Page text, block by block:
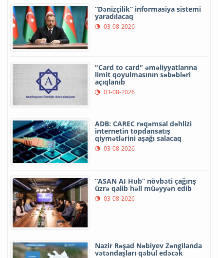
“Dənizçilik” informasiya sistemi
yaradılacaq
03-08-2026
"Card to card" əməliyyatlarına
limit qoyulmasının səbəbləri
açıqlanıb
03-08-2026
ADB: CAREC rəqəmsal dəhlizi
internetin topdansatış
qiymətlərini aşağı salacaq
03-08-2026
“ASAN AI Hub” növbəti çağırış
üzrə qalib həll müəyyən edib
03-08-2026
Nazir Rəşad Nəbiyev Zəngilanda
vətəndaşları qəbul edəcək